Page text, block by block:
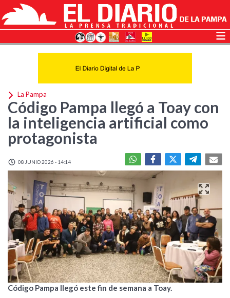
La Pampa
Código Pampa llegó a Toay con
la inteligencia artificial como
protagonista
08 JUNIO 2026 - 14:14
Código Pampa llegó este fin de semana a Toay.